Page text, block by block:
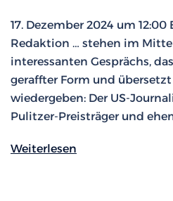
17. Dezember 2024 um
Redaktion … stehen im
interessanten Gesprächs,
geraffter Form und
wiedergeben: Der US-
Pulitzer-Preisträger und
Weiterlesen